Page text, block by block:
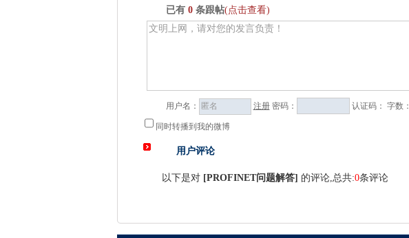
已有 0条跟帖(点击查看)
用户名： 注册密码： 认证码： 字数：
同时转播到我的微博
用户评论
以下是对 [PROFINET问题解答] 的评论,总共:0条评论